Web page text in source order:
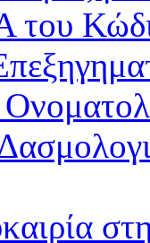
του